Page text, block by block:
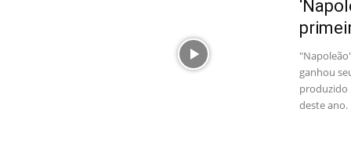
ganhou
produzido
deste ano.